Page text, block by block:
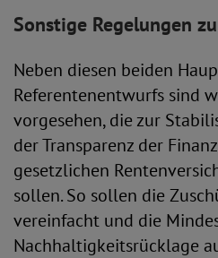
Sonstige Regelungen
Neben diesen beiden
Referentenentwurfs sind
vorgesehen, die zur
der Transparenz der
gesetzlichen
sollen. So sollen die
vereinfacht und die
Nachhaltigkeitsrücklage